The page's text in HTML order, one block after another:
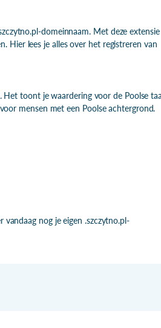
domeinnaam. Met deze extensie
Hier lees je alles over het registreren van
Het toont je waardering voor de Poolse
mensen met een Poolse achtergrond.
nog je eigen .szczytno.pl-